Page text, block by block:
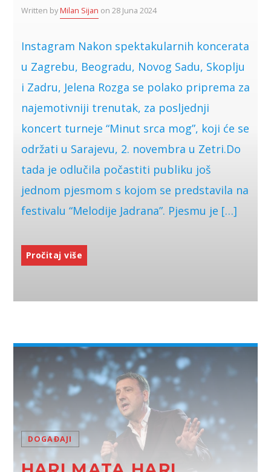
Written byMilan Sijan on 28 Juna 2024
Instagram Nakon spektakularnih koncerata
u Zagrebu, Beogradu, Novog Sadu, Skoplju
i Zadru, Jelena Rozga se polako priprema za
najemotivniji trenutak, za posljednji
koncert turneje “Minut srca mog”, koji će se
održati u Sarajevu, 2. novembra u Zetri.Do
tada je odlučila počastiti publiku još
jednom pjesmom s kojom se predstavila na
festivalu “Melodije Jadrana”. Pjesmu je […]
Pročitaj više
DOGAĐAJI